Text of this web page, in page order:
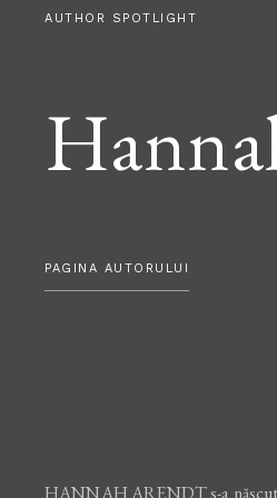
AUTHOR SPOTLIGHT
PAGINA AUTORULUI
HANNAH ARENDT s-a